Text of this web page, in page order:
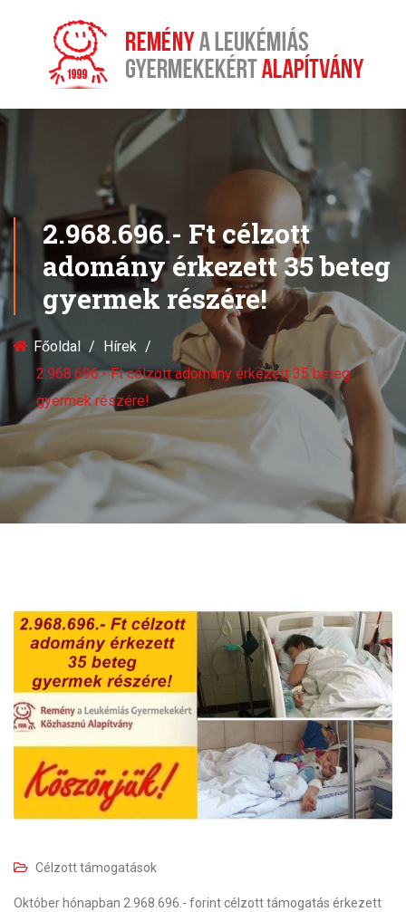
2.968.696.- Ft célzott
adomány érkezett 35 beteg
gyermek részére!
Főoldal
Hírek
2.968.696.- Ft célzott adomány érkezett 35 beteg
gyermek részére!
Célzott támogatások
Október hónapban 2.968.696.- forint célzott támogatás érkezett